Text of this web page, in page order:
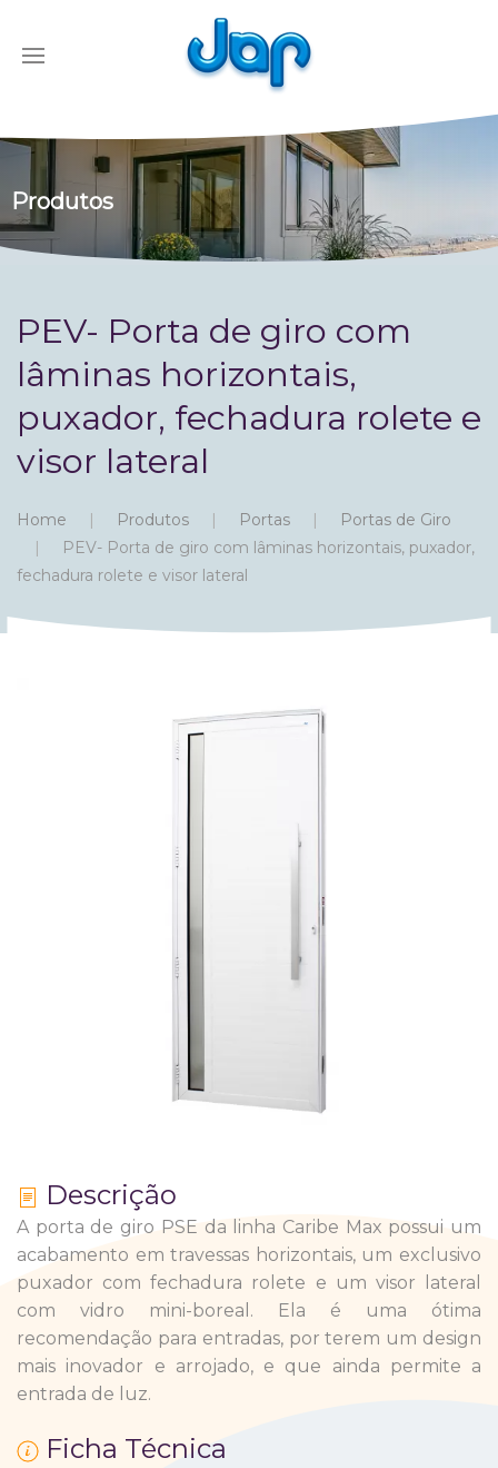
Produtos
PEV- Porta de giro com
lâminas horizontais,
puxador, fechadura rolete e
visor lateral
Home Produtos Portas
Portas de Giro
PEV- Porta de giro com lâminas horizontais, puxador,
fechadura rolete e visor lateral
Descrição
A porta de giro PSE da linha Caribe Max possui um
acabamento em travessas horizontais, um exclusivo
puxador com fechadura rolete e um visor lateral
com vidro mini-boreal. Ela é uma ótima
recomendação para entradas, por terem um design
mais inovador e arrojado, e que ainda permite a
entrada de luz.
Ficha Técnica